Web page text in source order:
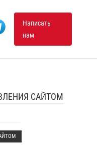
Написать
нам
САЙТОМ